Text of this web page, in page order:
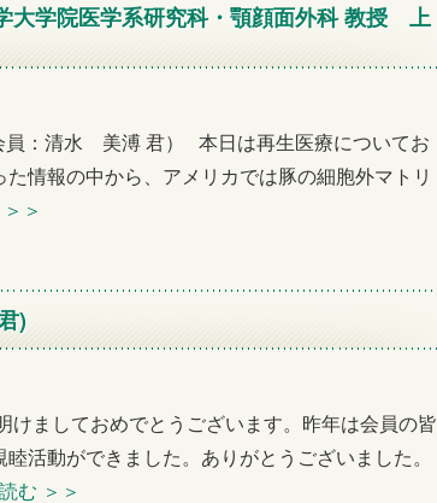
大学院医学系研究科・顎顔面外科 教授 上
員：清水 美溥 君） 本日は再生医療についてお
情報の中から、アメリカでは豚の細胞外マトリ
＞＞
)
ましておめでとうございます。昨年は会員の皆
活動ができました。ありがとうございました。
む ＞＞